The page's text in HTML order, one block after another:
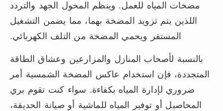
مضخات المياه للعمل. وينظم المحول الجهد والتردد
اللذين يتم تزويد المضخة بهما، مما يضمن التشغيل
المستقر ويحمي المضخة من التلف الكهربائي.
بالنسبة لأصحاب المنازل والمزارعين وعشاق الطاقة
المتجددة، فإن استخدام عاكس المضخة الشمسية أمر
ضروري لإدارة المياه بكفاءة. سواء كنت تقوم بري
المحاصيل أو توفير المياه للماشية أو صيانة الحديقة،